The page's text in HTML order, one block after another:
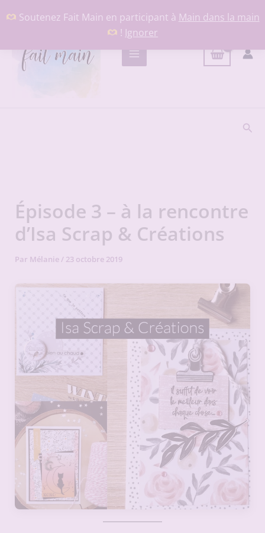
Soutenez Fait Main en participant à Main dans la main
! Ignorer
au
Épisode 3 – à la rencontre
d’Isa Scrap & Créations
Par Mélanie/ 23 octobre 2019